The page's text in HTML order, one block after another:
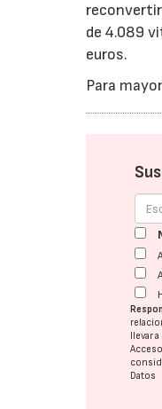
de 4.089
euros.
Para
llevar
Datos